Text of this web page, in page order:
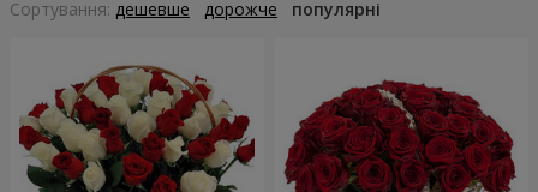
Сортування: дешевше дорожче популярні